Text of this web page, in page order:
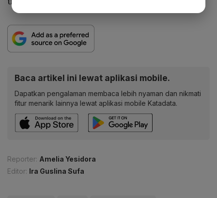
Baca artikel ini lewat aplikasi mobile.
Dapatkan pengalaman membaca lebih nyaman dan nikmati
fitur menarik lainnya lewat aplikasi mobile Katadata.
Reporter: Amelia Yesidora
Editor: Ira Guslina Sufa